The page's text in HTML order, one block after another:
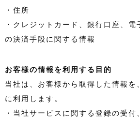
・住所
・クレジットカード、銀行口座、電
の決済手段に関する情報
お客様の情報を利用する目的
当社は、お客様から取得した情報を
に利用します。
・当社サービスに関する登録の受付